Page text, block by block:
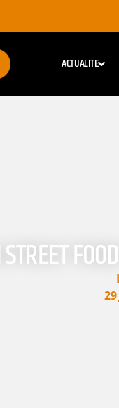
ACTUALITÉ